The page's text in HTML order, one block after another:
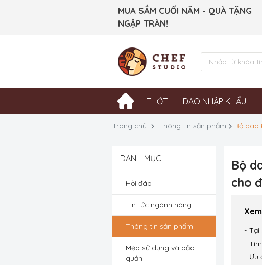
MUA SẮM CUỐI NĂM - QUÀ TẶNG
NGẬP TRÀN!
THỚT DAO NHẬP KHẨU
Trang chủ Thông tin sản phẩm Bộ dao
DANH MỤC
Hỏi đáp
Tin tức ngành hàng
Thông tin sản phẩm
Mẹo sử dụng và bảo
quản
Bộ
cho
Tại
Ưu